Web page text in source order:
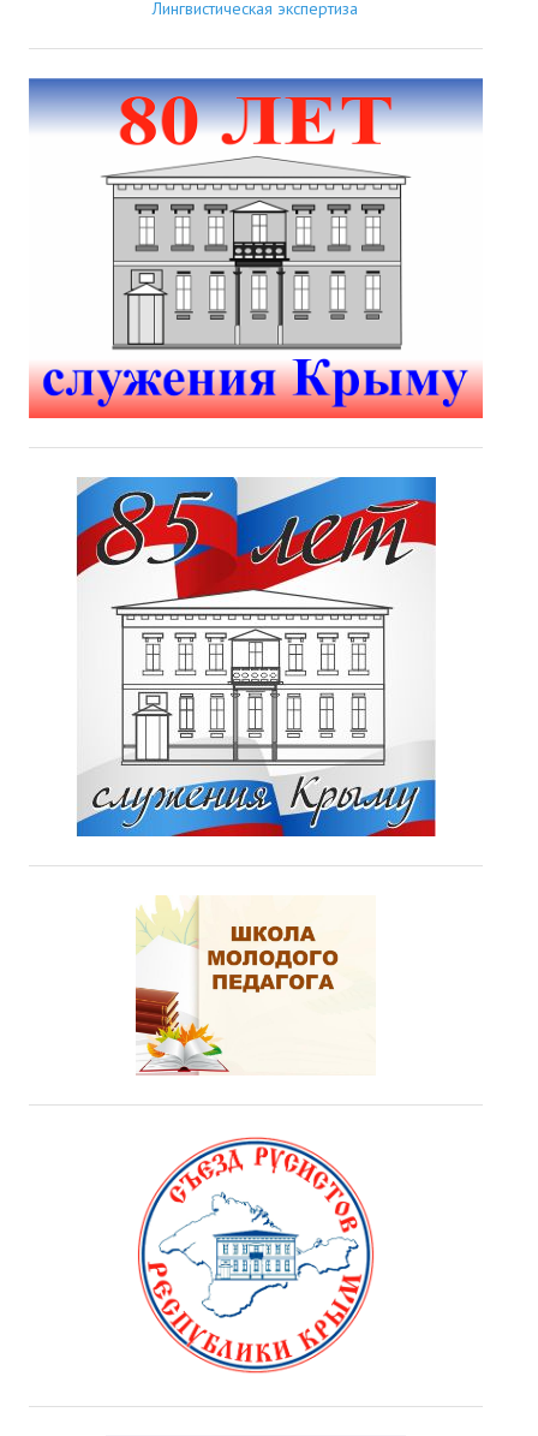
Лингвистическая экспертиза